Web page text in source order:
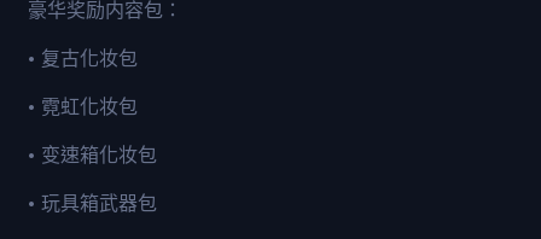
豪华奖励内容包：
• 复古化妆包
• 霓虹化妆包
• 变速箱化妆包
• 玩具箱武器包